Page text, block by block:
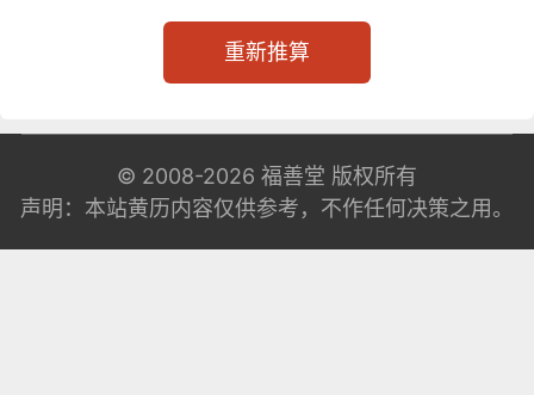
重新推算
© 2008-2026 福善堂 版权所有
声明：本站黄历内容仅供参考，不作任何决策之用。